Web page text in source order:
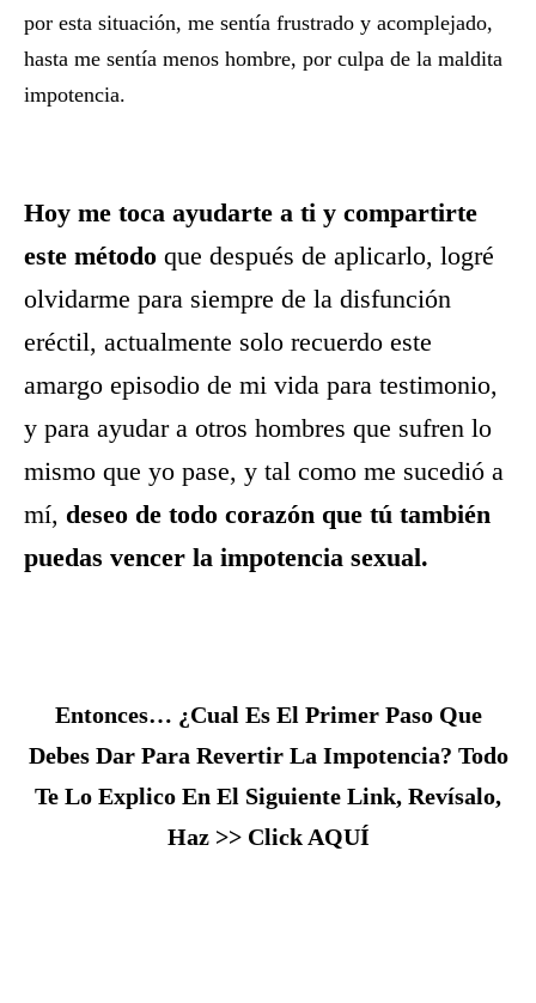
por esta situación, me sentía frustrado y acomplejado,
hasta me sentía menos hombre, por culpa de la maldita
impotencia.
Hoy me toca ayudarte a ti y compartirte
este método que después de aplicarlo, logré
olvidarme para siempre de la disfunción
eréctil, actualmente solo recuerdo este
amargo episodio de mi vida para testimonio,
y para ayudar a otros hombres que sufren lo
mismo que yo pase, y tal como me sucedió a
mí, deseo de todo corazón que tú también
puedas vencer la impotencia sexual.
Entonces… ¿Cual Es El Primer Paso Que
Debes Dar Para Revertir La Impotencia? Todo
Te Lo Explico En El Siguiente Link, Revísalo,
Haz >> Click AQUÍ